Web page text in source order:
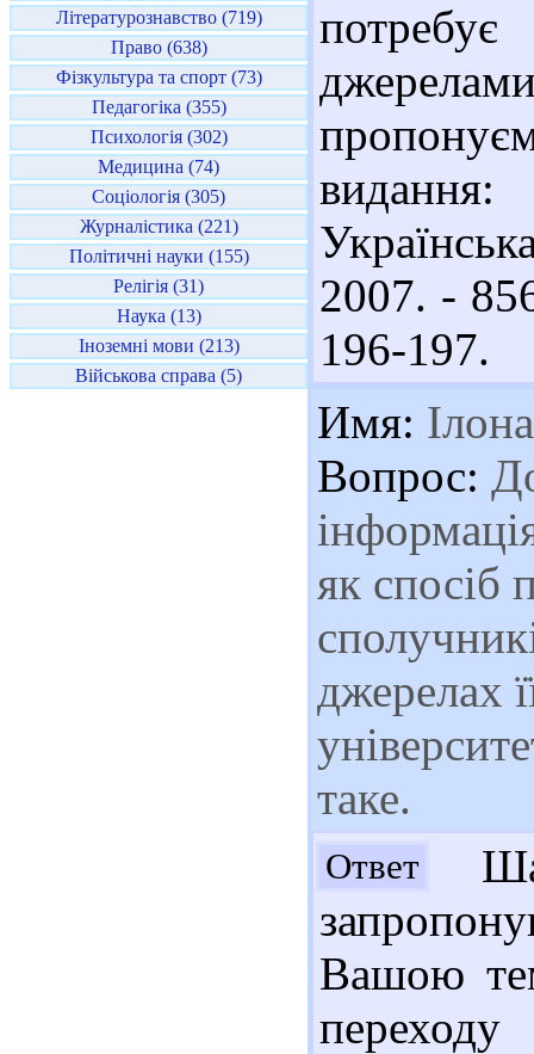
Літературознавство (719)
Право (638)
Фізкультура та спорт (73)
Педагогіка (355)
Психологія (302)
Медицина (74)
Соціологія (305)
Журналістика (221)
Політичні науки (155)
Релігія (31)
Наука (13)
Іноземні мови (213)
Військова справа (5)
2007. -
196-197.
Имя: Ілона
Вопрос:
як спосіб
джерелах
таке.
Ответ
Вашою